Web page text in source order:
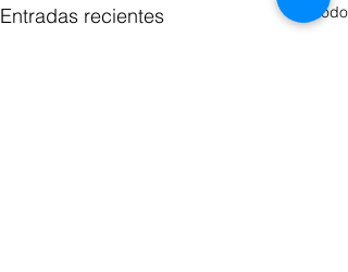
Entradas recientes Ver todo